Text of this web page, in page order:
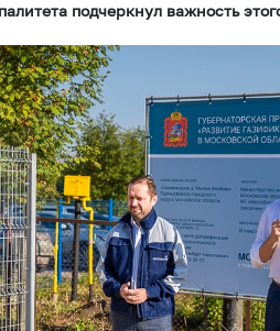
подчеркнул важность